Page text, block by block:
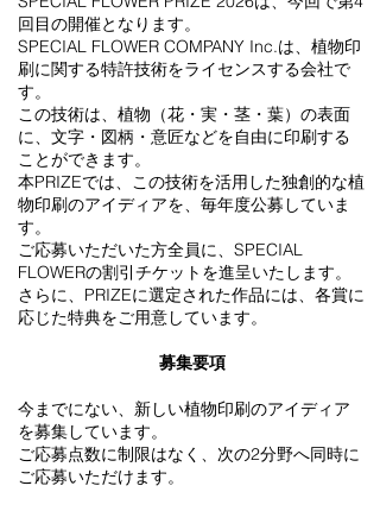
回目の開催となります。
SPECIAL FLOWER COMPANY Inc.は、植物印
刷に関する特許技術をライセンスする会社で
す。
この技術は、植物（花・実・茎・葉）の表面
に、文字・図柄・意匠などを自由に印刷する
ことができます。
本PRIZEでは、この技術を活用した独創的な植
物印刷のアイディアを、毎年度公募していま
す。
ご応募いただいた方全員に、SPECIAL
FLOWERの割引チケットを進呈いたします。
さらに、PRIZEに選定された作品には、各賞に
応じた特典をご用意しています。
募集要項
今までにない、新しい植物印刷のアイディア
を募集しています。
ご応募点数に制限はなく、次の2分野へ同時に
ご応募いただけます。